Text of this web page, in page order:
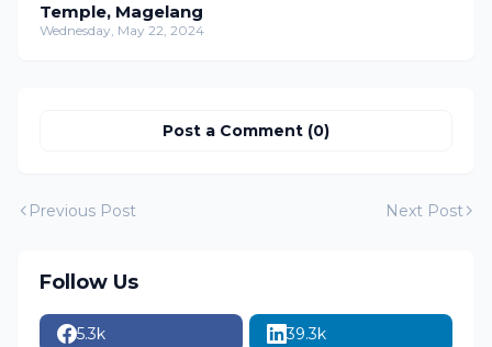
Temple, Magelang
Wednesday, May 22, 2024
Post a Comment (0)
Previous Post Next Post
Follow Us
5.3k 39.3k